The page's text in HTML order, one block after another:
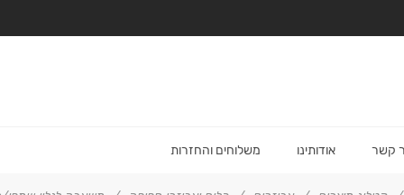
קשר אודותינו משלוחים והחזרות